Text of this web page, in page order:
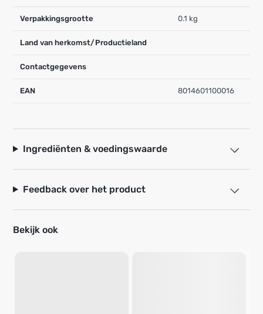
Verpakkingsgrootte 0.1 kg
Land van herkomst/Productieland
Contactgegevens
EAN 8014601100016
Ingrediënten & voedingswaarde
Feedback over het product
Bekijk ook